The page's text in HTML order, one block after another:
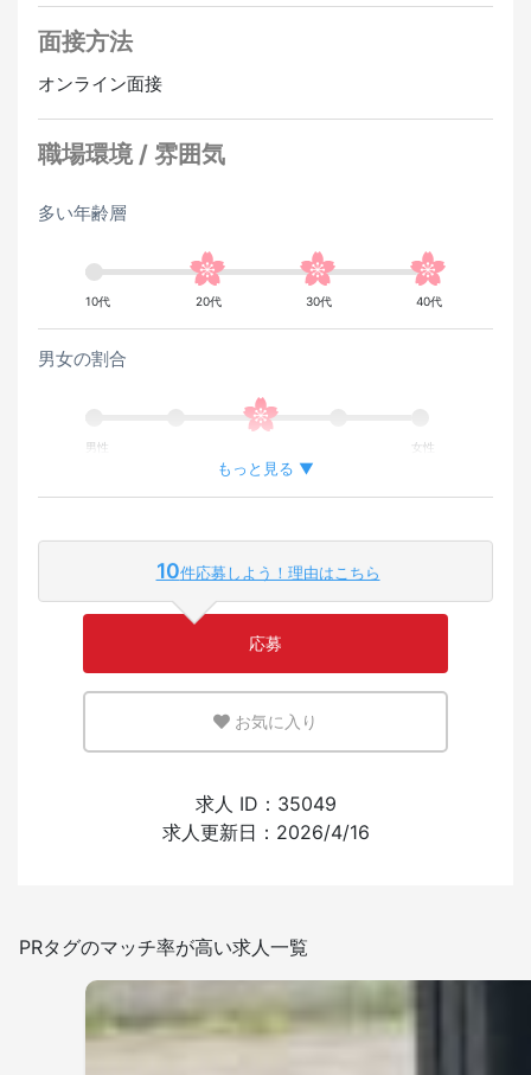
面接方法
オンライン面接
職場環境 / 雰囲気
多い年齢層
10代 20代 30代 40代
男女の割合
男性 女性
外国人が働いている割合
英語または母国語を活かせる環境
日本語を使う頻度
少ない
もっと見る ▼
10件応募しよう！理由はこちら
応募
お気に入り
求人 ID：35049
求人更新日：2026/4/16
PRタグのマッチ率が高い求人一覧